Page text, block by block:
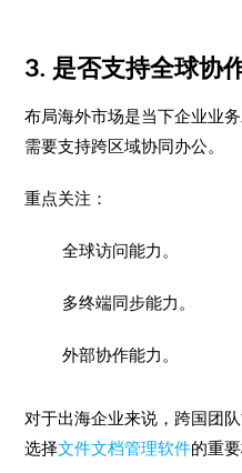
3. 是否支持全球协
布局海外市场是当下企业业
需要支持跨区域协同办公。
重点关注：
全球访问能力。
多终端同步能力。
外部协作能力。
对于出海企业来说，跨国团
选择文件文档管理软件的重要